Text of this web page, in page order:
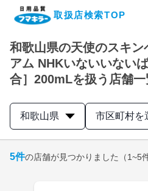
取扱店検索TOP
企業・IR情報サイト
製品情報サイト
オンラインショップ
製品検索はこちら
和歌山県の天使のスキン
アム NHKいないいない
合］200mLを扱う店舗一
和歌山県 市区町村を
5件の店舗が見つかりました （1~5